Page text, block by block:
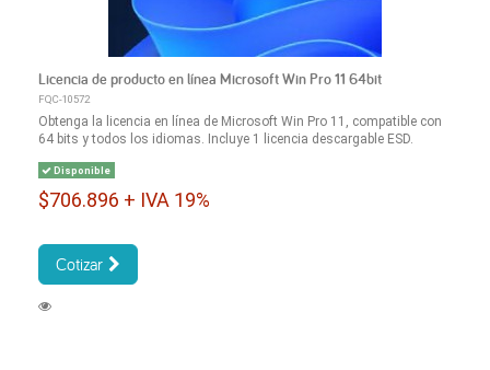
Licencia de producto en línea Microsoft Win Pro 11 64bit
FQC-10572
Obtenga la licencia en línea de Microsoft Win Pro 11, compatible con
64 bits y todos los idiomas. Incluye 1 licencia descargable ESD.
Disponible
$706.896 + IVA 19%
Cotizar